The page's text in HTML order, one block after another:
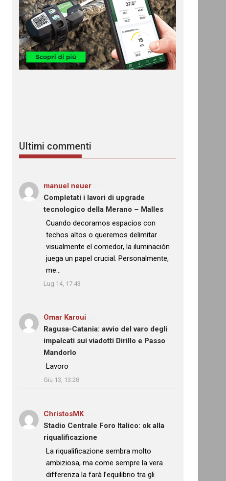
Ultimi commenti
manuel neuer
Completati i lavori di upgrade
tecnologico della Merano – Malles
: “
Cuando decoramos espacios con
techos altos o queremos delimitar
visualmente el comedor, la iluminación
juega un papel crucial. Personalmente,
me…
Lug 14, 17:43
Omar Karoui
Ragusa-Catania: avvio del varo degli
impalcati sui viadotti Dirillo e Passo
Mandorlo
: “Lavoro
Giu 13, 13:28
ChristosMKsu
Stadio Centrale Foro Italico: ok alla
riqualificazione
: “La riqualificazione sembra molto
ambiziosa, ma come sempre la vera
differenza la farà l’equilibrio tra gli